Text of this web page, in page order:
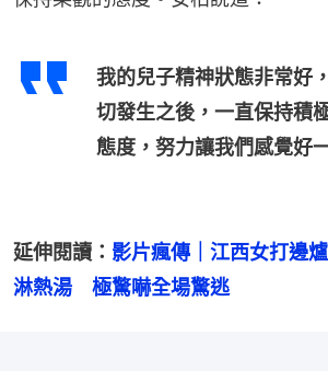
我的兒子精神狀態非常好
切發生之後，一直保持積
態度，努力讓我們感覺好
延伸閱讀： 影片瘋傳｜江西女打邊
淋熱湯　極驚嚇全場驚逃